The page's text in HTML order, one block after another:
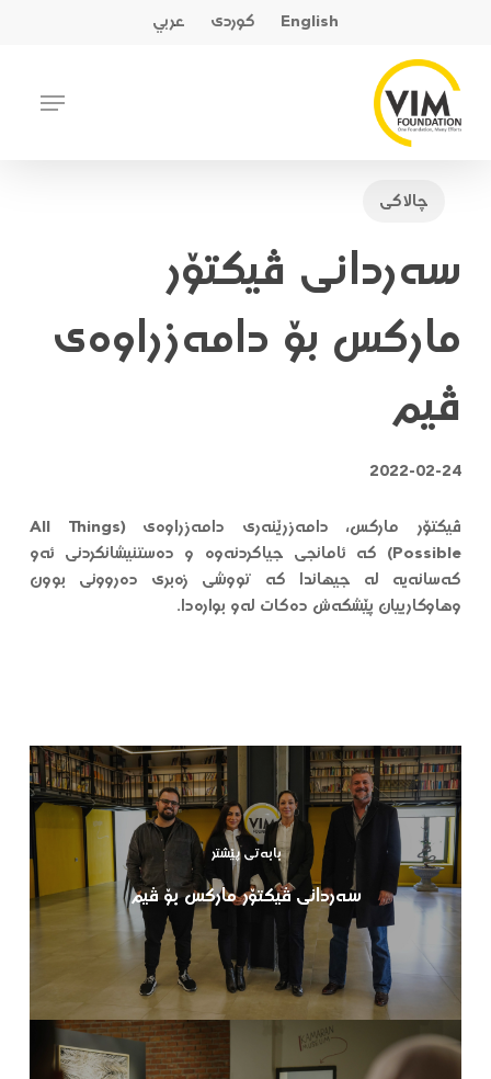
content
English کوردی عربي
Menu
چالاکی
سەردانی ڤیکتۆر
مارکس بۆ دامەزراوەی
ڤیم
2022-02-24
ڤیکتۆر مارکس، دامەزرێنەری دامەزراوەی (All Things
Possible) کە ئامانجی جیاکردنەوە و دەستنیشانکردنی ئەو
کەسانەیە لە جیهاندا کە تووشی زەبری دەروونی بوون
وهاوکارییان پێشکەش دەکات لەو بوارەدا.
بابەتی پێشتر
سەردانی ڤیکتۆر مارکس بۆ ڤیم
Close
Menu